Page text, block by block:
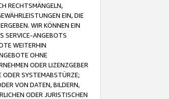
RECHTSMÄNGELN,
EIN, DIE
WIR KÖNNEN EIN
SERVICE-ANGEBOTS
WEITERHIN
OHNE
ODER LIZENZGEBER
ODER SYSTEMABSTÜRZE;
VON DATEN, BILDERN,
ODER JURISTISCHEN